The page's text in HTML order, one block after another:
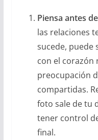
Piensa antes
las relaciones
sucede, puede
con el corazón
preocupación
compartidas.
foto sale de tu
tener control
final.